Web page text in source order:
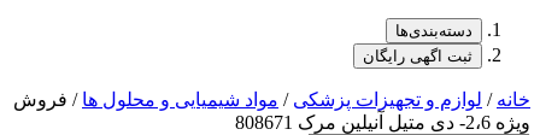
دسته‌بندی‌ها
ثبت اگهی رایگان
خانه/ لوازم و تجهیزات پزشکی / مواد شیمیایی و محلول ها/ فروش
ویژه 2،6- دی متیل آنیلین مرک 808671